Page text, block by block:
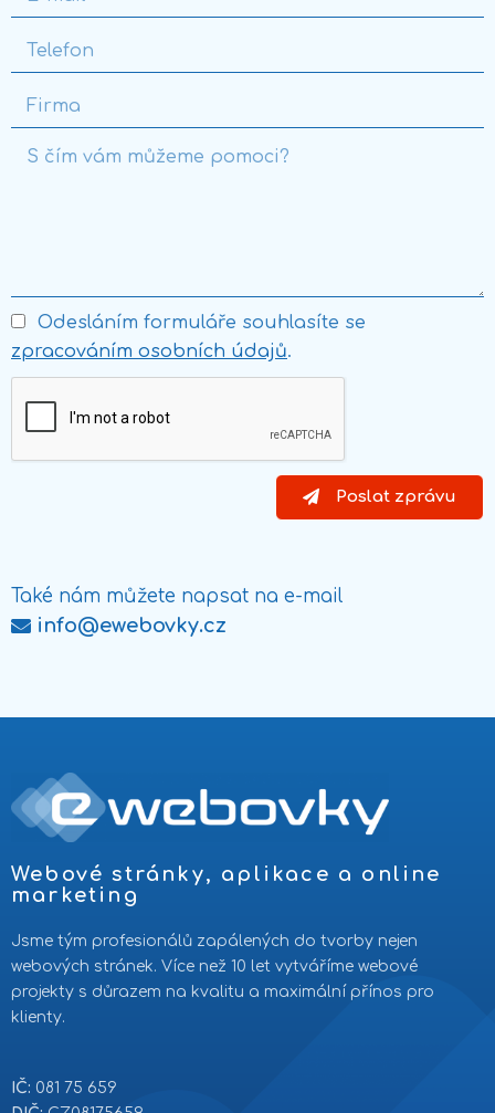
Odesláním formuláře souhlasíte se
zpracováním osobních údajů.
Poslat zprávu
Také nám můžete napsat na e-mail
info@ewebovky.cz
Webové stránky, aplikace a online
marketing
Jsme tým profesionálů zapálených do tvorby nejen
webových stránek. Více než 10 let vytváříme webové
projekty s důrazem na kvalitu a maximální přínos pro
klienty.
IČ: 081 75 659